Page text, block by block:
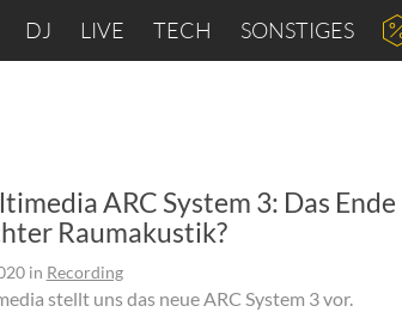
DJ LIVE TECH SONSTIGES
ARC System 3: Das Ende
Raumakustik?
in Recording
stellt uns das neue ARC System 3 vor.